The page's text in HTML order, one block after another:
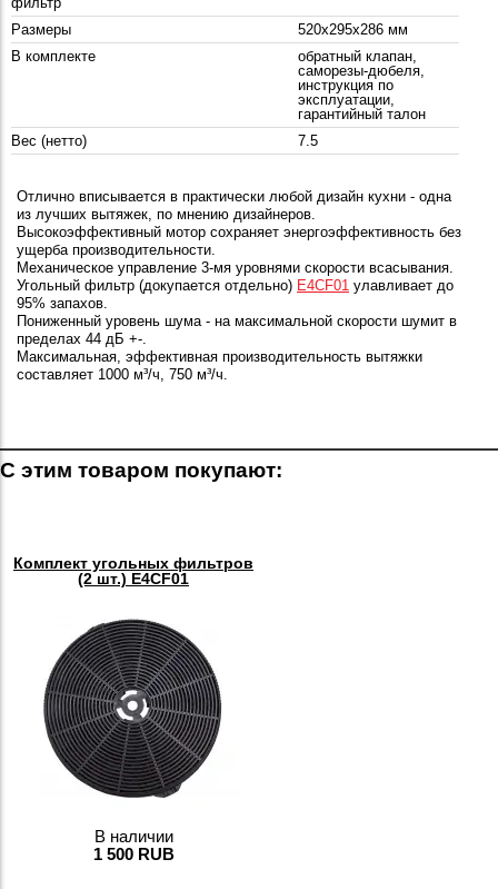
Размеры
520x295x286 мм
В комплекте
обратный клапан,
саморезы-дюбеля,
инструкция по
эксплуатации,
гарантийный талон
Вес (нетто)
7.5
Отлично вписывается в практически любой дизайн кухни - одна
из лучших вытяжек, по мнению дизайнеров.
Высокоэффективный мотор сохраняет энергоэффективность без
ущерба производительности.
Механическое управление 3-мя уровнями скорости всасывания.
Угольный фильтр (докупается отдельно) E4CF01 улавливает до
95% запахов.
Пониженный уровень шума - на максимальной скорости шумит в
пределах 44 дБ +-.
Максимальная, эффективная производительность вытяжки
составляет 1000 м³/ч, 750 м³/ч.
С этим товаром покупают:
Комплект угольных фильтров
(2 шт.) E4CF01
В наличии
1 500 RUB